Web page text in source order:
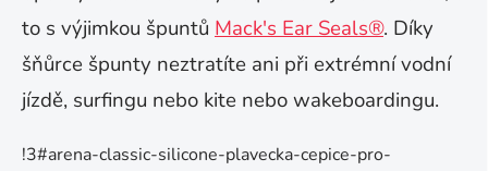
to s výjimkou špuntů Mack's Ear Seals®. Díky
šňůrce špunty neztratíte ani při extrémní vodní
jízdě, surfingu nebo kite nebo wakeboardingu.
!3#arena-classic-silicone-plavecka-cepice-pro-